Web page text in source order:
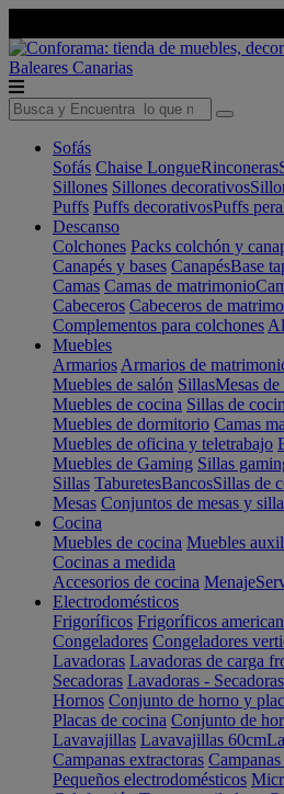
Baleares Canarias
Sofás
Sofás Chaise LongueRinconeras
Sillones Sillones decorativos
Puffs Puffs decorativosPuffs pera
Descanso
Colchones Packs colchón y
Canapés y bases CanapésBase
Camas Camas de matrimonio
Cabeceros Cabeceros de
Complementos para colchones
Muebles
Armarios Armarios de
Muebles de salón SillasMesas de
Muebles de cocina Sillas de
Muebles de dormitorio Camas
Muebles de oficina y teletrabajo
Muebles de Gaming Sillas
Sillas TaburetesBancosSillas de
Mesas Conjuntos de mesas y
Cocina
Muebles de cocina Muebles
Cocinas a medida
Accesorios de cocina Menaje
Electrodomésticos
Frigoríficos Frigoríficos
Congeladores Congeladores
Lavadoras Lavadoras de carga
Secadoras Lavadoras - Secadoras
Hornos Conjunto de horno y
Placas de cocina Conjunto de
Lavavajillas Lavavajillas 60cm
Campanas extractoras
Pequeños electrodomésticos